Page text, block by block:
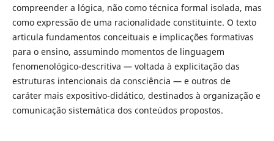
compreender a lógica, não como técnica formal isolada, mas
como expressão de uma racionalidade constituinte. O texto
articula fundamentos conceituais e implicações formativas
para o ensino, assumindo momentos de linguagem
fenomenológico-descritiva — voltada à explicitação das
estruturas intencionais da consciência — e outros de
caráter mais expositivo-didático, destinados à organização e
comunicação sistemática dos conteúdos propostos.